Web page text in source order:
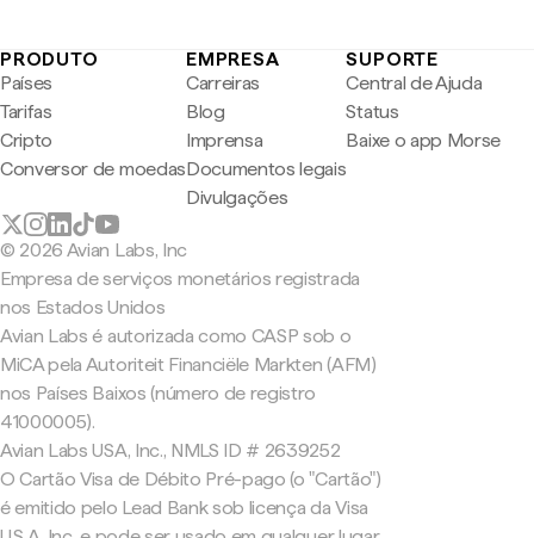
PRODUTO
Países
Tarifas
Cripto
Conversor de moedas
EMPRESA
Carreiras
Blog
Imprensa
Documentos legais
Divulgações
SUPORTE
Central de Ajuda
Status
Baixe o app Morse
© 2026 Avian Labs, Inc
Empresa de serviços monetários registrada
nos Estados Unidos
Avian Labs é autorizada como CASP sob o
MiCA pela Autoriteit Financiële Markten (AFM)
nos Países Baixos (número de registro
41000005).
Avian Labs USA, Inc., NMLS ID # 2639252
O Cartão Visa de Débito Pré-pago (o "Cartão")
é emitido pelo Lead Bank sob licença da Visa